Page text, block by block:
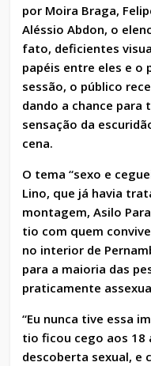
por Moira Braga,
Aléssio Abdon, o
fato, deficientes
papéis entre eles e o
sessão, o público
dando a chance para
sensação da
cena.
O tema “sexo e
Lino, que já havia
montagem, Asilo
tio com quem
no interior de
para a maioria das
praticamente
“Eu nunca tive essa
tio ficou cego aos 18
descoberta sexual, e